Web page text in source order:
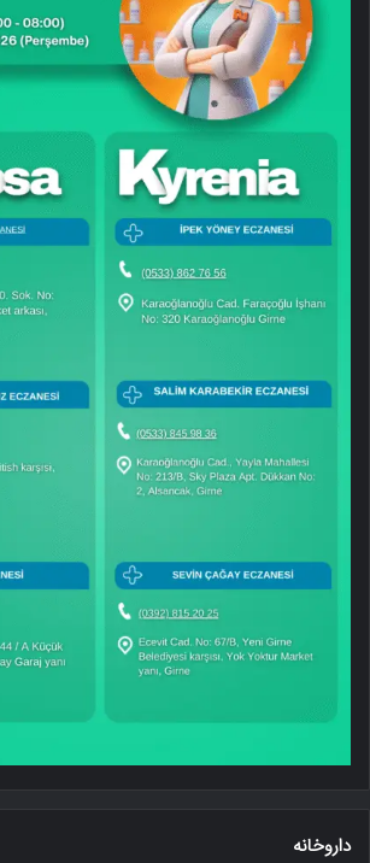
داروخانه